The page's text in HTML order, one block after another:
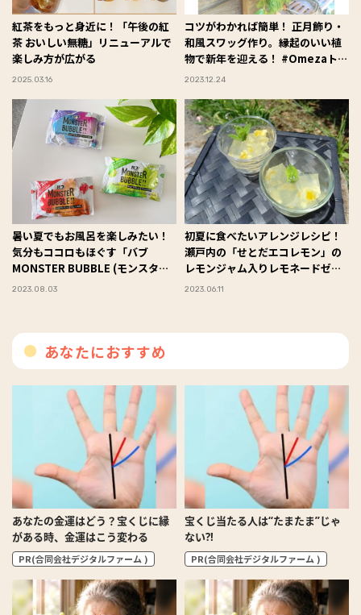
紅茶をもっと身近に！「午後の紅
茶 おいしい無糖」リニューアルで
楽しみ方が広がる
2025.03.16
コツがわかれば簡単！ 正月飾り・
和風スワッグ作り。縁起のいい植
物で新年を迎える！ #Omezaトー
ク
2023.12.24
暑い夏でもお風呂を楽しみたい！
気分もココロもほぐす「バブ
MONSTER BUBBLE (モンスター
バブル)」シリーズ #Omezaトー
2023.08.03
初夏に食べたいアレンジレシピ！
瀬戸内の「せとだエコレモン」の
レモンジャム入りレモネードゼリ
ー #Omezaトーク
2023.06.11
あなたにおすすめ
あなたの金運はどう？宝くじに縁
がある時、金運はこう変わる
PR(合同会社デジタルファーム )
宝くじ当たる人は“たまたま”じゃ
ない?!
PR(合同会社デジタルファーム )